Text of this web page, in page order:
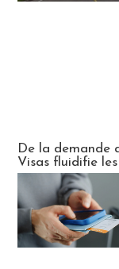
De la demande
Visas fluidifie